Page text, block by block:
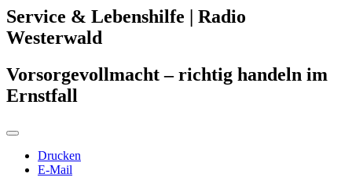
Service & Lebenshilfe | Radio
Westerwald
Vorsorgevollmacht – richtig handeln im
Ernstfall
Drucken
E-Mail